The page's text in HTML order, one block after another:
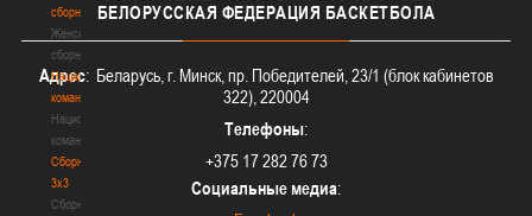
сборные
Женские
сборные
Национальная
команда
Национальная
команда
Сборные
3х3
Сборные
БЕЛОРУССКАЯ ФЕДЕРАЦИЯ БАСКЕТБОЛА
Адрес: Беларусь, г. Минск, пр. Победителей, 23/1 (блок кабинетов
322), 220004
Телефоны:
+375 17 282 76 73
Социальные медиа: